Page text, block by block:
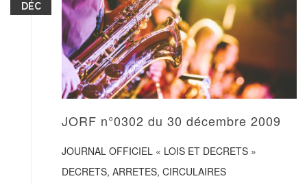
DÉC
JORF n°0302 du 30 décembre 2009
JOURNAL OFFICIEL « LOIS ET DECRETS »
DECRETS, ARRETES, CIRCULAIRES